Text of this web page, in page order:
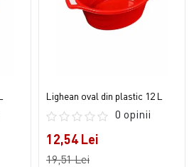
Lighean oval din plastic 12 L
0 opinii
12,54 Lei
19,51 Lei